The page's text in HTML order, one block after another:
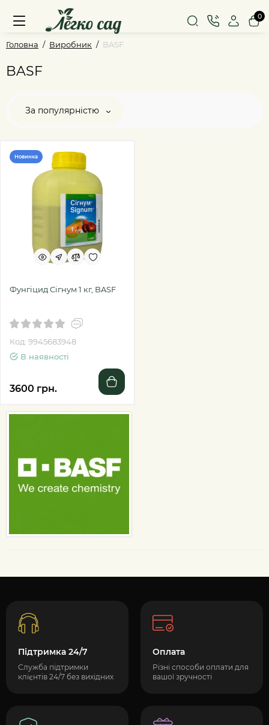
0
Головна Виробник BASF
BASF
За популярністю
Новинка
Фунгіцид Сігнум 1 кг, BASF
Код: 9945683948
В наявності
3600 грн.
Підтримка 24/7
Служба підтримки
клієнтів 24/7 без вихідних
Оплата
Різні способи оплати для
вашої зручності